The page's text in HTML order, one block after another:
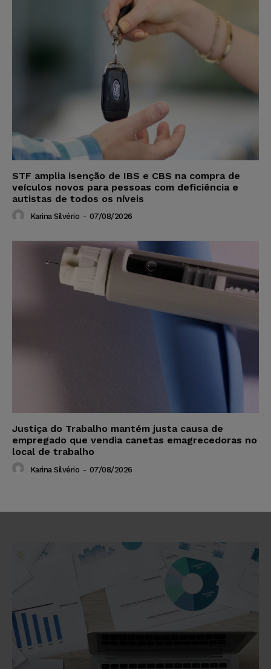
STF amplia isenção de IBS e CBS na compra de
veículos novos para pessoas com deficiência e
autistas de todos os níveis
Karina Silvério - 07/08/2026
Justiça do Trabalho mantém justa causa de
empregado que vendia canetas emagrecedoras no
local de trabalho
Karina Silvério - 07/08/2026